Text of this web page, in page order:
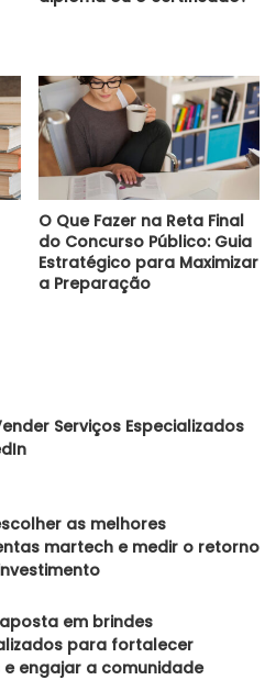
O Que Fazer na Reta Final
do Concurso Público: Guia
Estratégico para Maximizar
a Preparação
Serviços Especializados
as melhores
martech e medir o retorno
em brindes
para fortalecer
engajar a comunidade